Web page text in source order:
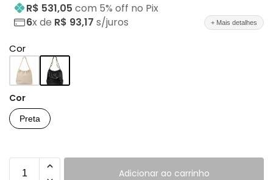
R$ 531,05 com 5% off no Pix
6x de R$ 93,17 s/juros + Mais detalhes
Cor
Cor
Preta
Adicionar ao carrinho